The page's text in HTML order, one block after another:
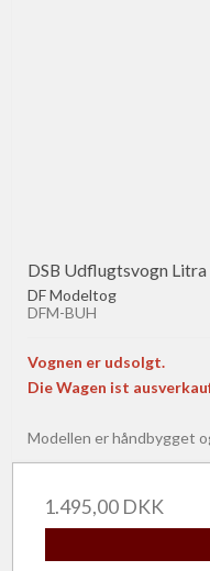
DSB Udflugtsvogn Litra
DF Modeltog
DFM-BUH
Vognen er udsolgt.
Die Wagen ist
Modellen er håndbygget
1.495,00 DKK